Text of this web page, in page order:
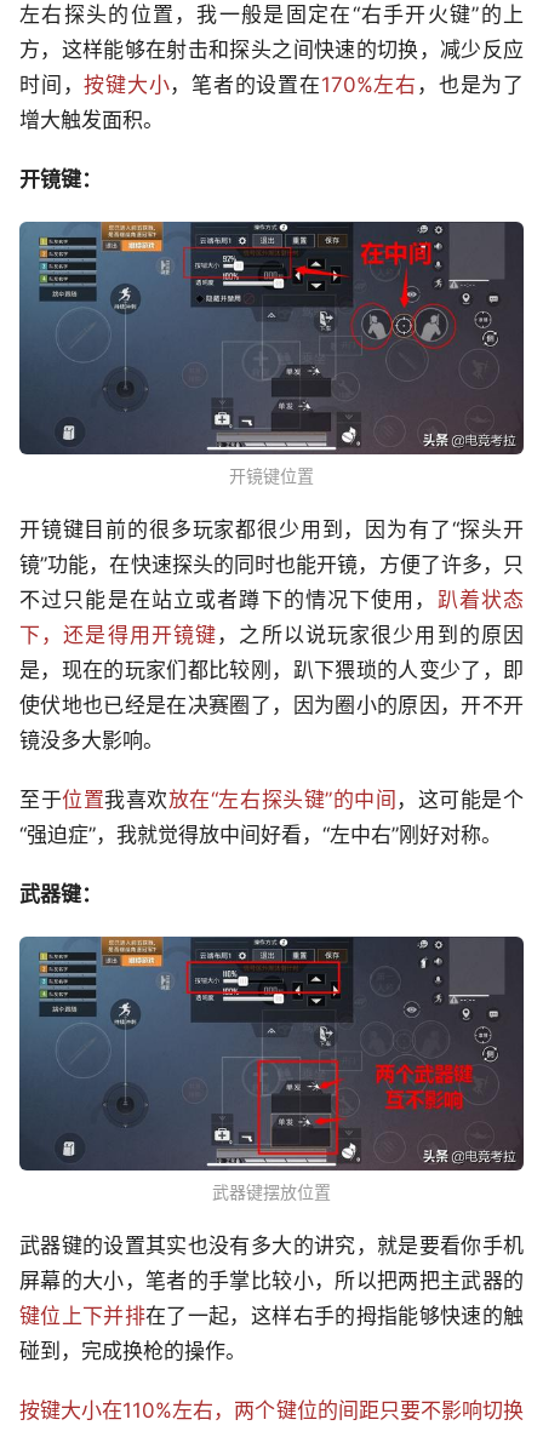
左右探头的位置，我一般是固定在“右手开火键”的上
方，这样能够在射击和探头之间快速的切换，减少反应
时间，按键大小，笔者的设置在170%左右 ，也是为了
增大触发面积。
开镜键：
开镜键位置
开镜键目前的很多玩家都很少用到，因为有了“探头开
镜”功能，在快速探头的同时也能开镜，方便了许多，只
不过只能是在站立或者蹲下的情况下使用， 趴着状态
下，还是得用开镜键 ，之所以说玩家很少用到的原因
是，现在的玩家们都比较刚，趴下猥琐的人变少了，即
使伏地也已经是在决赛圈了，因为圈小的原因，开不开
镜没多大影响。
至于位置我喜欢放在“左右探头键”的中间 ，这可能是个
“强迫症”，我就觉得放中间好看，“左中右”刚好对称。
武器键：
武器键摆放位置
武器键的设置其实也没有多大的讲究，就是要看你手机
屏幕的大小，笔者的手掌比较小，所以把两把主武器的
键位上下并排在了一起，这样右手的拇指能够快速的触
碰到，完成换枪的操作。
按键大小在110%左右，两个键位的间距只要不影响切换